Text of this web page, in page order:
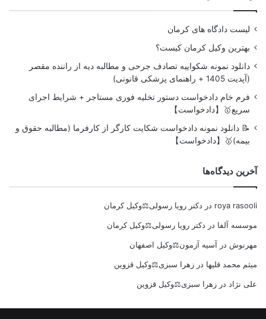
لیست دادگاه های کرمان
بهترین وکیل کرمان کیست؟
دانلود نمونه شکواییه تصادف جرحی و مطالبه دیه از راننده مقصر
(آپدیت 1405 + راهنمای پزشکی قانونی)
فرم خام دادخواست دستور تخلیه فوری مستاجر + شرایط اجرای
سریع🥇【دادخواست】
📝 دانلود نمونه دادخواست شکایت کارگر از کارفرما (مطالبه حقوق و
بیمه)🥇【دادخواست】
آخرین دیدگاه‌ها
roya rasooli در دکتر رویا رسولی⚖️وکیل کرمان
موسسه آلفا در دکتر رویا رسولی⚖️وکیل کرمان
مهرنوش در آسیه آزمون⚖️وکیل اصفهان
میثم محمد قلیها در زهرا سبزی⚖️وکیل قزوین
علی نژاد در زهرا سبزی⚖️وکیل قزوین